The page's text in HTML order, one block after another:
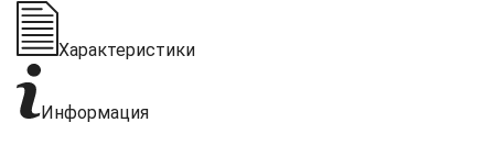
Характеристики
Информация